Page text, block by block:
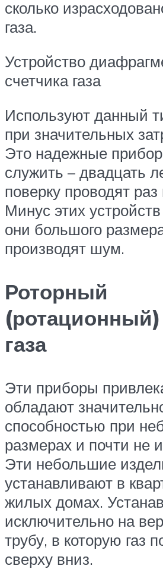
сколько
газа.
Устройство
счетчика газа
Используют данный
при значительных
Это надежные
служить – двадцать
поверку проводят раз
Минус этих
они большого
производят шум.
Роторный
(ротационный)
газа
Эти приборы
обладают
способностью при
размерах и почти не
Эти небольшие
устанавливают в
жилых домах.
исключительно на
трубу, в которую газ
сверху вниз.